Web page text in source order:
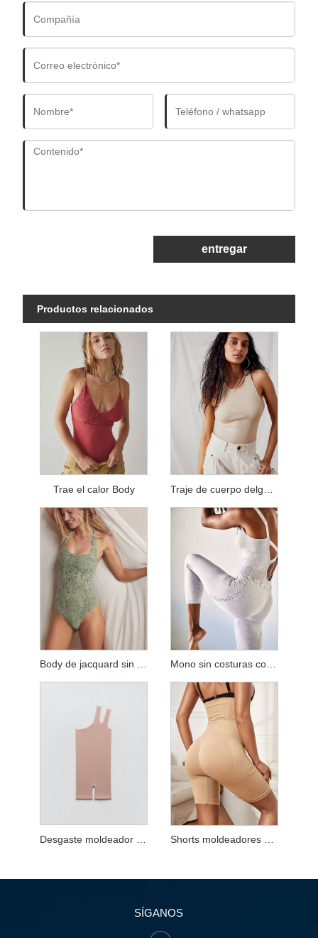
entregar
Productos relacionados
Trae el calor Body
Body de jacquard sin costuras Mono sin costuras con lavado ácido
SÍGANOS